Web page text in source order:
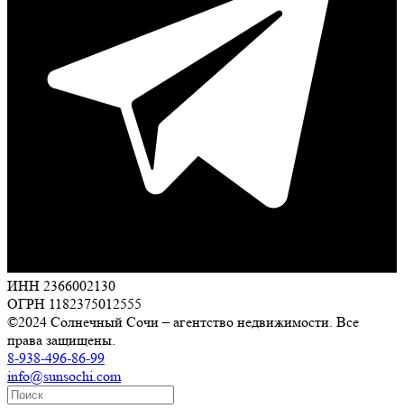
ИНН 2366002130
ОГРН 1182375012555
©2024 Солнечный Сочи – агентство недвижимости. Все
права защищены.
8-938-496-86-99
info@sunsochi.com